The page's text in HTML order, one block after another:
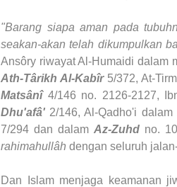
"Barang siapa aman pada
seakan-akan telah dikumpulkan
Ansôry riwayat Al-Humaidi dalam
Ath-Târikh Al-Kabîr5/372, At-
Matsânî4/146 no. 2126-2127,
Dhu'afâ' 2/146, Al-Qadho'i dalam
7/294 dan dalamAz-Zuhd no.
rahimahullâh dengan seluruh
Dan Islam menjaga keamanan